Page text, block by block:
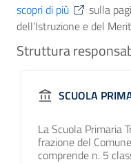
scopri di più
sulla
dell’Istruzione e del
Struttura
SCUOLA
La Scuola Primaria
frazione del
comprende n. 5